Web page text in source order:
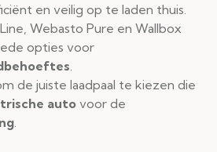
en veilig op te laden thuis.
Webasto Pure en Wallbox
opties voor
de juiste laadpaal te kiezen die
auto voor de